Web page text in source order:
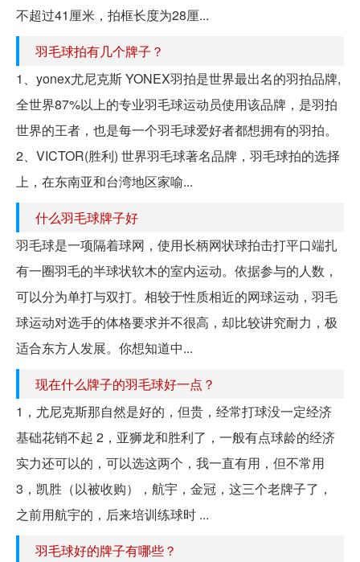
不超过41厘米，拍框长度为28厘...
羽毛球拍有几个牌子？
1、yonex尤尼克斯 YONEX羽拍是世界最出名的羽拍品牌,
全世界87%以上的专业羽毛球运动员使用该品牌，是羽拍
世界的王者，也是每一个羽毛球爱好者都想拥有的羽拍。
2、VICTOR(胜利) 世界羽毛球著名品牌，羽毛球拍的选择
上，在东南亚和台湾地区家喻...
什么羽毛球牌子好
羽毛球是一项隔着球网，使用长柄网状球拍击打平口端扎
有一圈羽毛的半球状软木的室内运动。依据参与的人数，
可以分为单打与双打。相较于性质相近的网球运动，羽毛
球运动对选手的体格要求并不很高，却比较讲究耐力，极
适合东方人发展。你想知道中...
现在什么牌子的羽毛球好一点？
1，尤尼克斯那自然是好的，但贵，经常打球没一定经济
基础花销不起 2，亚狮龙和胜利了，一般有点球龄的经济
实力还可以的，可以选这两个，我一直有用，但不常用
3，凯胜（以被收购），航宇，金冠，这三个老牌子了，
之前用航宇的，后来培训练球时 ...
羽毛球好的牌子有哪些？